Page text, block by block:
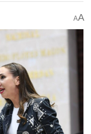
AA